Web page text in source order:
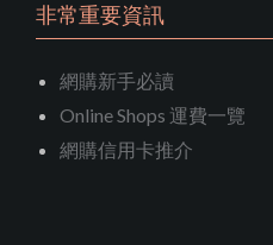
非常重要資訊
網購新手必讀
Online Shops 運費一覽
網購信用卡推介